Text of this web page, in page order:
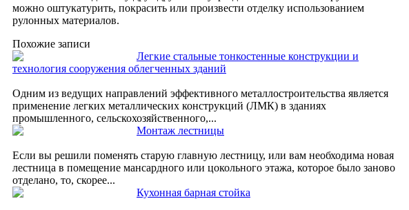
можно оштукатурить, покрасить или произвести отделку использованием
рулонных материалов.
Похожие записи
Легкие стальные тонкостенные конструкции и
технология сооружения облегченных зданий
Одним из ведущих направлений эффективного металлостроительства является
применение легких металлических конструкций (ЛМК) в зданиях
промышленного, сельскохозяйственного,...
Монтаж лестницы
Если вы решили поменять старую главную лестницу, или вам необходима новая
лестница в помещение мансардного или цокольного этажа, которое было заново
отделано, то, скорее...
Кухонная барная стойка